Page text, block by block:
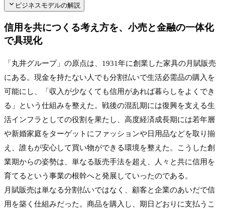
ビジネスモデルの解説
信用を共につくる考え方を、小売と金融の一体化
で具現化
「丸井グループ」の原点は、1931年に創業した家具の月賦販売
にある。現金を持たない人でも分割払いで生活必需品の購入を
可能にし、「収入が少なくても信用があれば暮らしをよくでき
る」という仕組みを整えた。戦後の混乱期には復興を支える生
活インフラとしての役割を果たし、高度経済成長期には若年層
や新婚家庭をターゲットにファッションや日用品などを取り揃
え、誰もが安心して買い物ができる環境を整えた。こうした創
業期からの姿勢は、単なる販売手法を超え、人々と共に信用を
育てるという事業の根幹へと発展していったのである。
月賦販売は単なる分割払いではなく、顧客と企業のあいだで信
用を築く仕組みだった。商品を購入し、期日どおりに支払うこ